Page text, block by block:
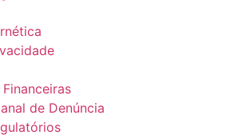
de Denúncia